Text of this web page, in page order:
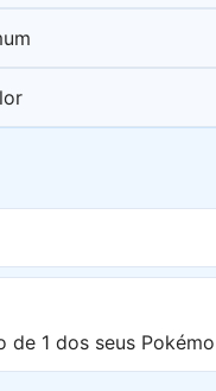
1 dos seus